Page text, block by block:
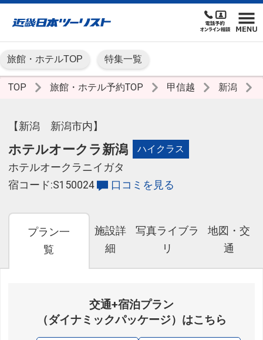
旅館・ホテルTOP 特集一覧
TOP 旅館・ホテル予約TOP 甲信越 新潟
【新潟 新潟市内】
ホテルオークラ新潟 ハイクラス
ホテルオークラニイガタ
宿コード:S150024
口コミを見る
プラン一
覧
施設詳
細
写真ライブラ
リ
地図・交
通
交通+宿泊プラン
（ダイナミックパッケージ）はこちら